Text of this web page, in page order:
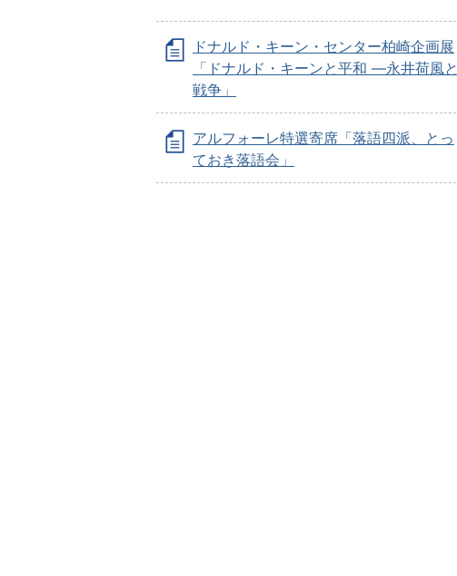
ドナルド・キーン・センター柏崎企画展
「ドナルド・キーンと平和 ―永井荷風と
戦争」
アルフォーレ特選寄席「落語四派、とっ
ておき落語会」